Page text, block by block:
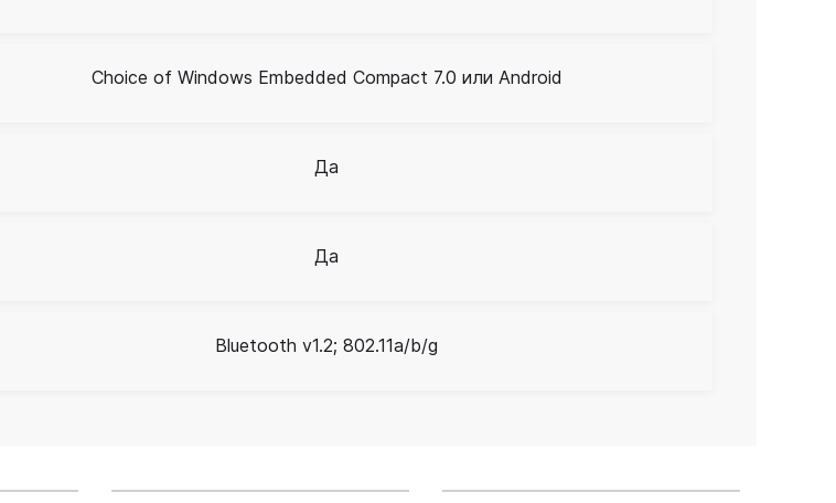
Choice of Windows Embedded Compact 7.0 или Android
Да
Да
Bluetooth v1.2; 802.11a/b/g